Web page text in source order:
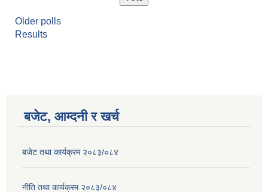
Older polls
Results
बजेट, आम्दनी र खर्च
बजेट तथा कार्यक्रम २०८३/०८४
नीति तथा कार्यक्रम २०८३/०८४